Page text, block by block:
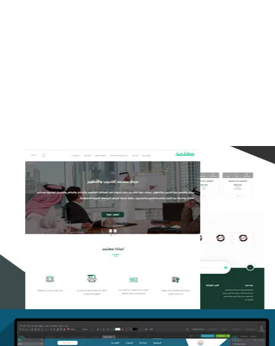
تصميم منصة معتمد للتدريب
التفاصيل